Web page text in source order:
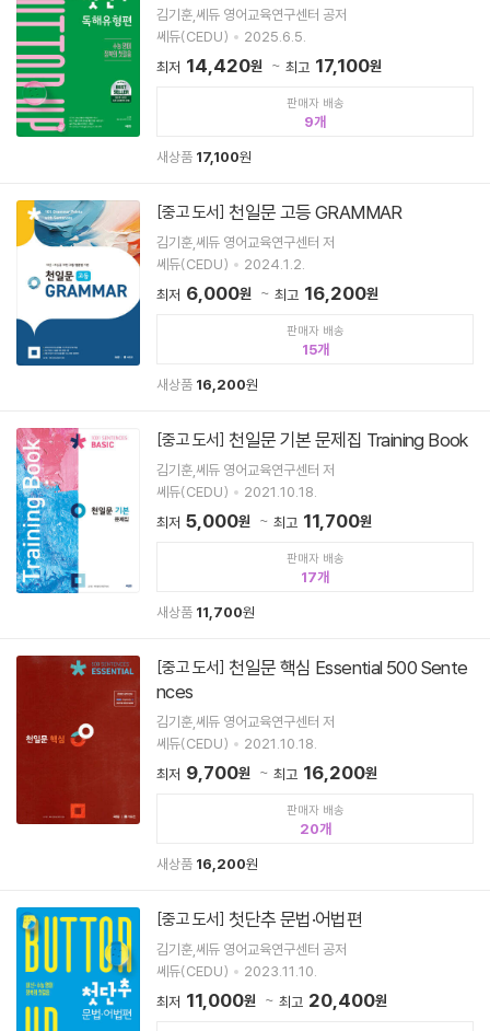
김기훈,쎄듀 영어교육연구센터 공저
쎄듀(CEDU)
2025.6.5.
최저 14,420원 최고 17,100원
판매자 배송
9
새상품 17,100원
[중고 도서] 천일문 고등 GRAMMAR
김기훈,쎄듀 영어교육연구센터 저
쎄듀(CEDU)
2024.1.2.
최저 6,000원 최고 16,200원
판매자 배송
15
새상품 16,200원
[중고 도서] 천일문 기본 문제집 Training Book
김기훈,쎄듀 영어교육연구센터 저
쎄듀(CEDU)
2021.10.18.
최저 5,000원 최고 11,700원
판매자 배송
17
새상품 11,700원
[중고 도서]
nces
김기훈,쎄듀 영어교육연구센터 저
쎄듀(CEDU)
2021.10.18.
최저 9,700원 최고 16,200원
판매자 배송
20
새상품 16,200원
[중고 도서] 첫단추 문법·어법편
김기훈,쎄듀 영어교육연구센터 공저
쎄듀(CEDU)
2023.11.10.
최저 11,000원 최고 20,400원